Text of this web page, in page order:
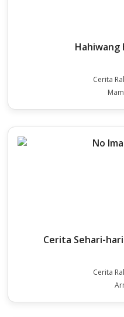
Hahiwang
Cerita
Cerita Sehari-
Cerita